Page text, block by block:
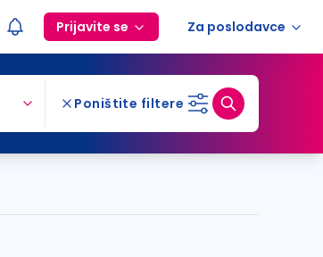
Prijavite se Za poslodavce
Poništite filtere